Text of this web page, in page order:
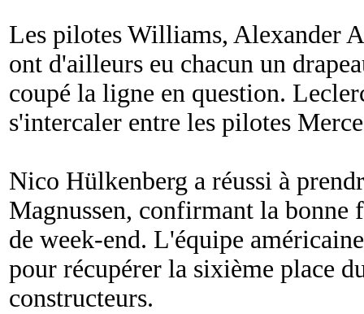
Les pilotes Williams, Alexander
ont d'ailleurs eu chacun un
coupé la ligne en question.
s'intercaler entre les pilotes
Nico Hülkenberg a réussi à
Magnussen, confirmant la bonne
de week-end. L'équipe
pour récupérer la sixième place
constructeurs.